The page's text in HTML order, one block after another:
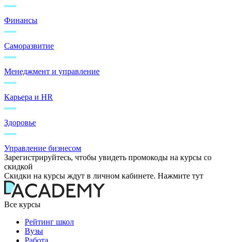
Финансы
Саморазвитие
Менеджмент и управление
Карьера и HR
Здоровье
Управление бизнесом
Зарегистрируйтесь, чтобы увидеть промокоды на курсы со
скидкой
Скидки на курсы ждут в личном кабинете. Нажмите тут
Все курсы
Рейтинг школ
Вузы